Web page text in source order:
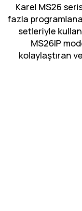
Karel MS26
fazla
setleriyle
MS26IP
kolaylaştıran